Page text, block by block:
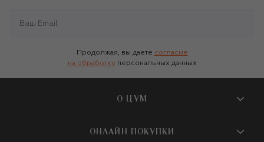
Продолжая, вы даете согласие
на обработку персональных данных
О ЦУМ
О магазине
ОНЛАЙН ПОКУПКИ